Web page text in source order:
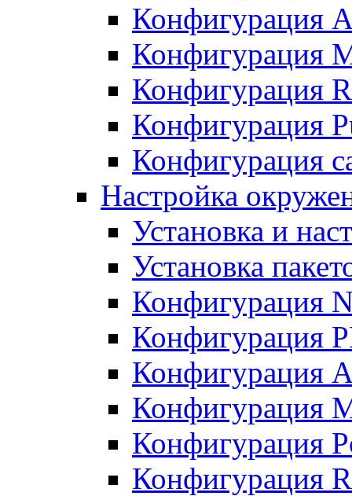
Конфигурация
Конфигурация
Конфигурация
Конфигурация
Конфигурация
Настройка
Установка и
Установка
Конфигурация
Конфигурация
Конфигурация
Конфигурация
Конфигурация
Конфигурация